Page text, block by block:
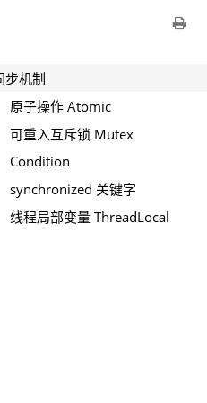
步机制
原子操作 Atomic
可重入互斥锁 Mutex
Condition
synchronized 关键字
线程局部变量 ThreadLocal